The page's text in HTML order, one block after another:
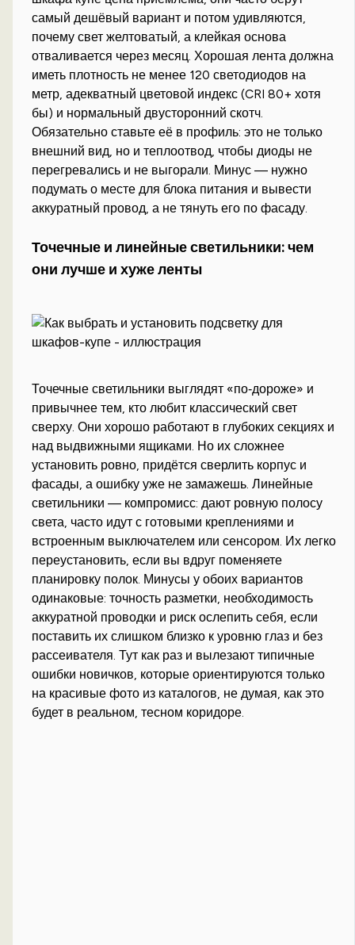
самый дешёвый вариант и потом удивляются,
почему свет желтоватый, а клейкая основа
отваливается через месяц. Хорошая лента должна
иметь плотность не менее 120 светодиодов на
метр, адекватный цветовой индекс (CRI 80+ хотя
бы) и нормальный двусторонний скотч.
Обязательно ставьте её в профиль: это не только
внешний вид, но и теплоотвод, чтобы диоды не
перегревались и не выгорали. Минус — нужно
подумать о месте для блока питания и вывести
аккуратный провод, а не тянуть его по фасаду.
Точечные и линейные светильники: чем
они лучше и хуже ленты
Точечные светильники выглядят «по‑дороже» и
привычнее тем, кто любит классический свет
сверху. Они хорошо работают в глубоких секциях и
над выдвижными ящиками. Но их сложнее
установить ровно, придётся сверлить корпус и
фасады, а ошибку уже не замажешь. Линейные
светильники — компромисс: дают ровную полосу
света, часто идут с готовыми креплениями и
встроенным выключателем или сенсором. Их легко
переустановить, если вы вдруг поменяете
планировку полок. Минусы у обоих вариантов
одинаковые: точность разметки, необходимость
аккуратной проводки и риск ослепить себя, если
поставить их слишком близко к уровню глаз и без
рассеивателя. Тут как раз и вылезают типичные
ошибки новичков, которые ориентируются только
на красивые фото из каталогов, не думая, как это
будет в реальном, тесном коридоре.